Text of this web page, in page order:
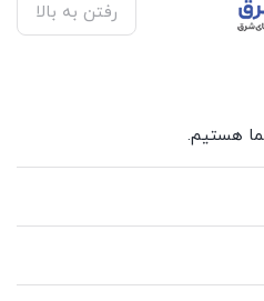
رفتن به بالا